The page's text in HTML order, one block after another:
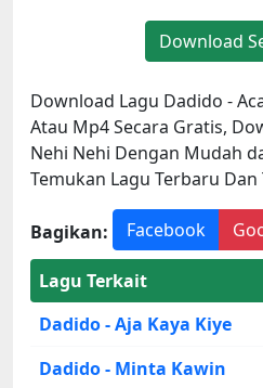
Download
Download Lagu Dadido -
Atau Mp4 Secara Gratis,
Nehi Nehi Dengan Mudah
Temukan Lagu Terbaru
Bagikan: Facebook
Lagu Terkait
Dadido - Aja Kaya Kiye
Dadido - Minta Kawin